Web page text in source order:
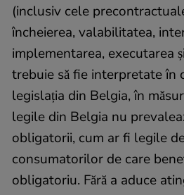
(inclusiv cele
încheierea, valabilitatea,
implementarea, executarea
trebuie să fie interpretate în
legislația din Belgia, în
legile din Belgia nu
obligatorii, cum ar fi legile
consumatorilor de care
obligatoriu. Fără a aduce